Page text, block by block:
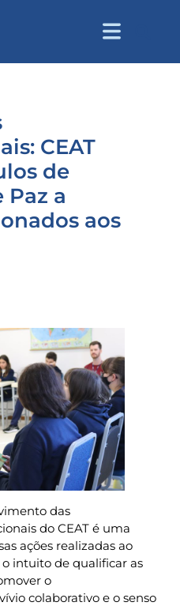
CEAT
de
Paz a
aos
das
do CEAT é uma
ações realizadas ao
intuito de qualificar as
o
colaborativo e o senso